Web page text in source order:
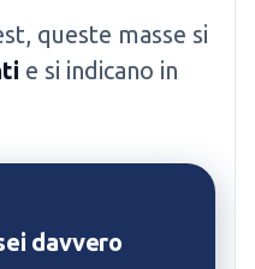
queste masse si
e si indicano in
davvero